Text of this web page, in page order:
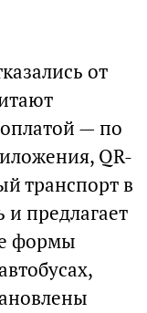
от
— по
QR-
транспорт в
и предлагает
формы